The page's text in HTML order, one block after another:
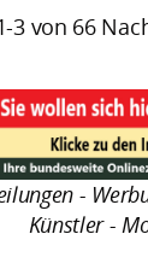
3 von 66
-
Künstler -